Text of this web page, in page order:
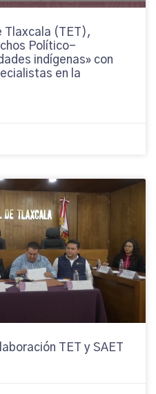
Tlaxcala (TET),
Político-
indígenas» con
en la
TET y SAET